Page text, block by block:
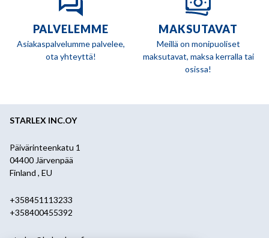
PALVELEMME
Asiakaspalvelumme palvelee,
ota yhteyttä!
MAKSUTAVAT
Meillä on monipuoliset
maksutavat, maksa kerralla tai
osissa!
STARLEX INC.OY
Päivärinteenkatu 1
04400 Järvenpää
Finland , EU
+358451113233
+358400455392